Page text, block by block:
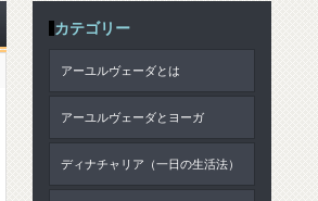
カテゴリー
アーユルヴェーダとは
アーユルヴェーダとヨーガ
ディナチャリア（一日の生活法）